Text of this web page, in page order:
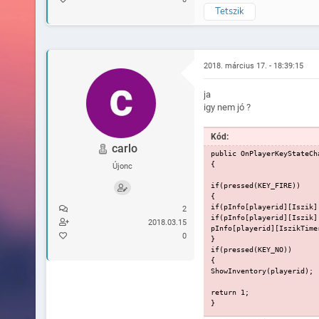
Tetszik
carlo
Újonc
2
2018.03.15
0
2018. március 17. - 18:39:15
ja
igy nem jó ?
Kód:
public
{
if(pressed(KEY_FIRE))
{
if(pInfo[playerid][Iszik] ==
if(pInfo[playerid][Iszik]
}
if(pressed(KEY_NO))
{
ShowInventory(playerid);
return 1;
}